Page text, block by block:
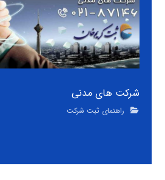
شرکت های مدنی
راهنمای ثبت شرکت